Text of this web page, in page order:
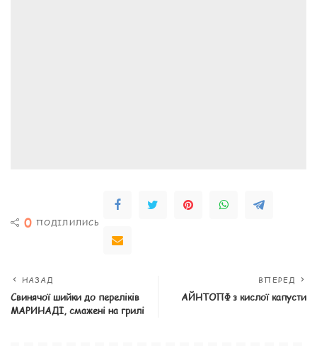
0 ПОДІЛИЛИСЬ
НАЗАД
Свинячої шийки до переліків
МАРИНАДІ, смажені на грилі
ВПЕРЕД
АЙНТОПФ з кислої капусти